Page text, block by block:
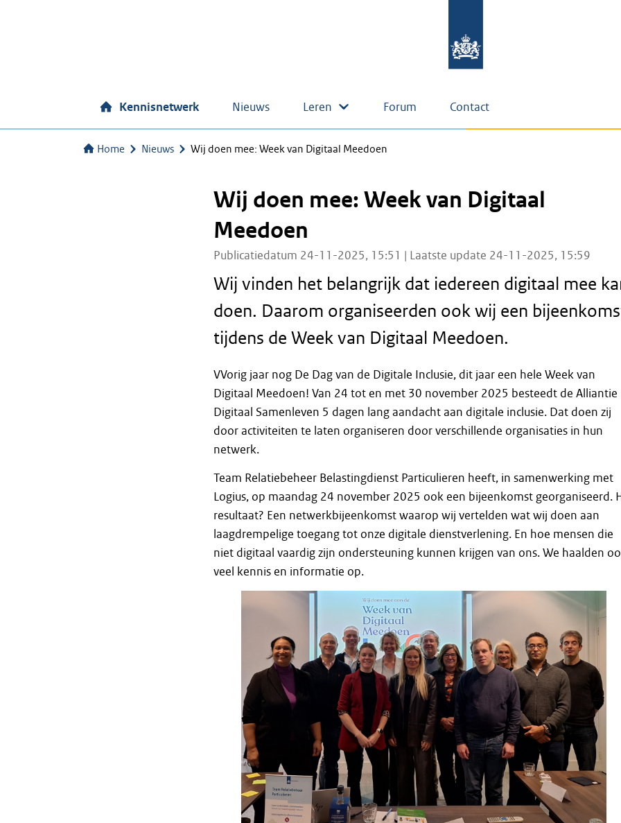
Kennisnetwerk Nieuws Leren Forum Contact
Home Nieuws Wij doen mee: Week van Digitaal Meedoen
Wij doen mee: Week van Digitaal
Meedoen
Publicatiedatum 24-11-2025, 15:51 | Laatste update 24-11-2025, 15:59
Wij vinden het belangrijk dat iedereen digitaal mee
doen. Daarom organiseerden ook wij een
tijdens de Week van Digitaal Meedoen.
VVorig jaar nog De Dag van de Digitale Inclusie, dit jaar een hele Week van
Digitaal Meedoen! Van 24 tot en met 30 november 2025 besteedt de Alliantie
Digitaal Samenleven 5 dagen lang aandacht aan digitale inclusie. Dat doen zij
door activiteiten te laten organiseren door verschillende organisaties in hun
netwerk.
Team Relatiebeheer Belastingdienst Particulieren heeft, in samenwerking met
Logius, op maandag 24 november 2025 ook een bijeenkomst georganiseerd.
resultaat? Een netwerkbijeenkomst waarop wij vertelden wat wij doen aan
laagdrempelige toegang tot onze digitale dienstverlening. En hoe mensen die
niet digitaal vaardig zijn ondersteuning kunnen krijgen van ons. We haalden
veel kennis en informatie op.